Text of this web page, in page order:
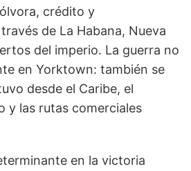
crédito y
de La Habana, Nueva
del imperio. La guerra no
en Yorktown: también se
desde el Caribe, el
y las rutas comerciales
en la victoria